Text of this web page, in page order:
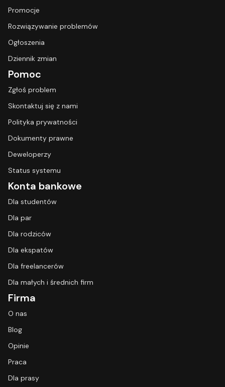
Promocje
Rozwiązywanie problemów
Ogłoszenia
Dziennik zmian
Pomoc
Zgłoś problem
Skontaktuj się z nami
Polityka prywatności
Dokumenty prawne
Deweloperzy
Status systemu
Konta bankowe
Dla studentów
Dla par
Dla rodziców
Dla ekspatów
Dla freelancerów
Dla małych i średnich firm
Firma
O nas
Blog
Opinie
Praca
Dla prasy